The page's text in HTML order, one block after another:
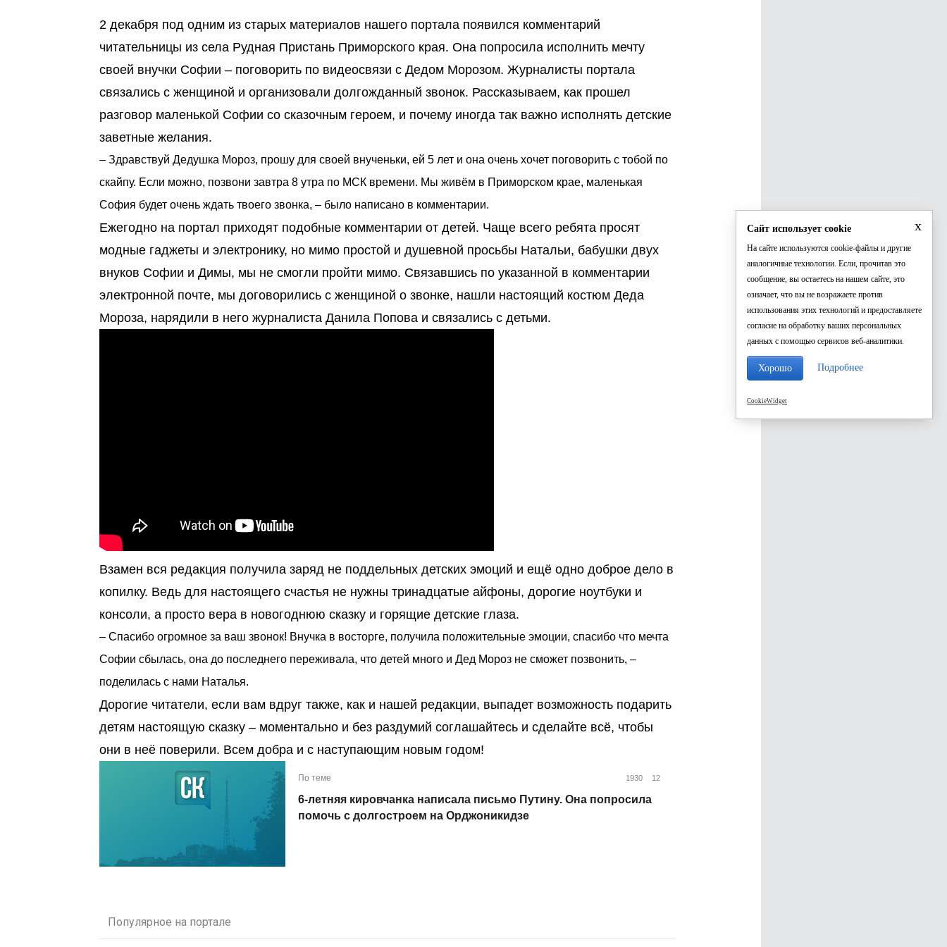
2 декабря под одним из старых материалов нашего портала появился комментарий
читательницы из села Рудная Пристань Приморского края. Она попросила исполнить мечту
своей внучки Софии – поговорить по видеосвязи с Дедом Морозом. Журналисты портала
связались с женщиной и организовали долгожданный звонок. Рассказываем, как прошел
разговор маленькой Софии со сказочным героем, и почему иногда так важно исполнять детские
заветные желания.
– Здравствуй Дедушка Мороз, прошу для своей внученьки, ей 5 лет и она очень хочет поговорить с тобой по
скайпу. Если можно, позвони завтра 8 утра по МСК времени. Мы живём в Приморском крае, маленькая
София будет очень ждать твоего звонка, – было написано в комментарии.
Ежегодно на портал приходят подобные комментарии от детей. Чаще всего ребята просят
модные гаджеты и электронику, но мимо простой и душевной просьбы Натальи, бабушки двух
внуков Софии и Димы, мы не смогли пройти мимо. Связавшись по указанной в комментарии
электронной почте, мы договорились с женщиной о звонке, нашли настоящий костюм Деда
Мороза, нарядили в него журналиста Данила Попова и связались с детьми.
Взамен вся редакция получила заряд не поддельных детских эмоций и ещё одно доброе дело в
копилку. Ведь для настоящего счастья не нужны тринадцатые айфоны, дорогие ноутбуки и
консоли, а просто вера в новогоднюю сказку и горящие детские глаза.
– Спасибо огромное за ваш звонок! Внучка в восторге, получила положительные эмоции, спасибо что мечта
Софии сбылась, она до последнего переживала, что детей много и Дед Мороз не сможет позвонить, –
поделилась с нами Наталья.
Дорогие читатели, если вам вдруг также, как и нашей редакции, выпадет возможность подарить
детям настоящую сказку – моментально и без раздумий соглашайтесь и сделайте всё, чтобы
они в неё поверили. Всем добра и с наступающим новым годом!
По теме 1930 12
6-летняя кировчанка написала письмо Путину. Она попросила
помочь с долгостроем на Орджоникидзе
Популярное на портале
x
Сайт использует cookie
На сайте используются cookie-файлы и другие
аналогичные технологии. Если, прочитав это
сообщение, вы остаетесь на нашем сайте, это
означает, что вы не возражаете против
использования этих технологий и предоставляете
согласие на обработку ваших персональных
данных с помощью сервисов веб-аналитики.
Хорошо Подробнее
CookieWidget